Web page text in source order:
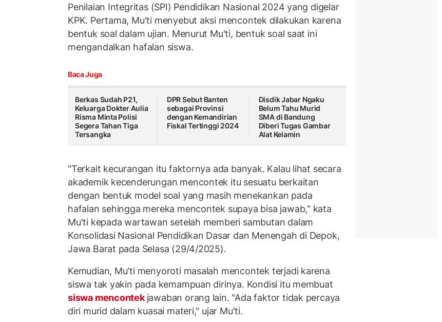
Penilaian Integritas (SPI) Pendidikan Nasional 2024 yang digelar
KPK. Pertama, Mu'ti menyebut aksi mencontek dilakukan karena
bentuk soal dalam ujian. Menurut Mu'ti, bentuk soal saat ini
mengandalkan hafalan siswa.
Baca Juga
Berkas Sudah P21,
Keluarga Dokter Aulia
Risma Minta Polisi
Segera Tahan Tiga
Tersangka
DPR Sebut Banten
sebagai Provinsi
dengan Kemandirian
Fiskal Tertinggi 2024
Disdik Jabar Ngaku
Belum Tahu Murid
SMA di Bandung
Diberi Tugas Gambar
Alat Kelamin
"Terkait kecurangan itu faktornya ada banyak. Kalau lihat secara
akademik kecenderungan mencontek itu sesuatu berkaitan
dengan bentuk model soal yang masih menekankan pada
hafalan sehingga mereka mencontek supaya bisa jawab," kata
Mu'ti kepada wartawan setelah memberi sambutan dalam
Konsolidasi Nasional Pendidikan Dasar dan Menengah di Depok,
Jawa Barat pada Selasa (29/4/2025).
Kemudian, Mu'ti menyoroti masalah mencontek terjadi karena
siswa tak yakin pada kemampuan dirinya. Kondisi itu membuat
siswa mencontek jawaban orang lain. "Ada faktor tidak percaya
diri murid dalam kuasai materi," ujar Mu'ti.